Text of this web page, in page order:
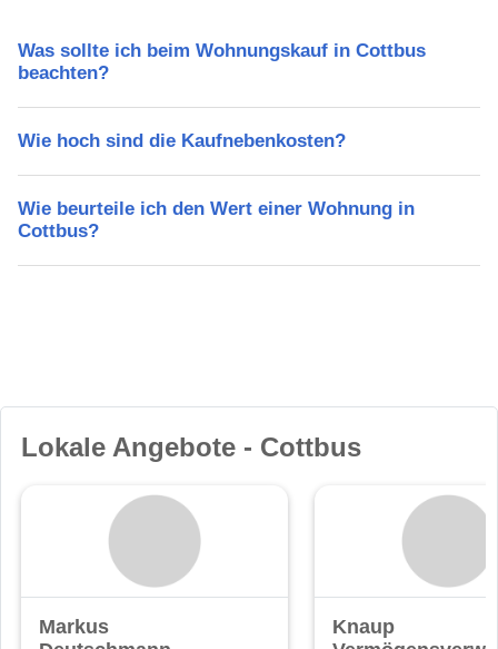
Was sollte ich beim Wohnungskauf in Cottbus
beachten?
Wie hoch sind die Kaufnebenkosten?
Wie beurteile ich den Wert einer Wohnung in
Cottbus?
Lokale Angebote - Cottbus
Markus
Knaup